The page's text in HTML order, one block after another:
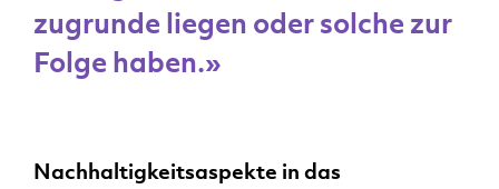
zugrunde liegen oder solche zur
Folge haben.»
Nachhaltigkeitsaspekte in das